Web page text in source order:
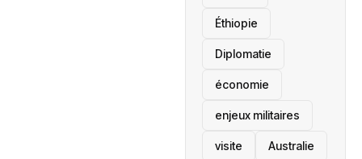
Éthiopie
Diplomatie
économie
enjeux militaires
visite ‎Australie